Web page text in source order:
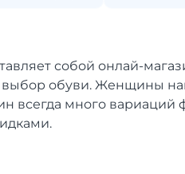
собой онлай-
выбор обуви. Женщины
всегда много вариаций